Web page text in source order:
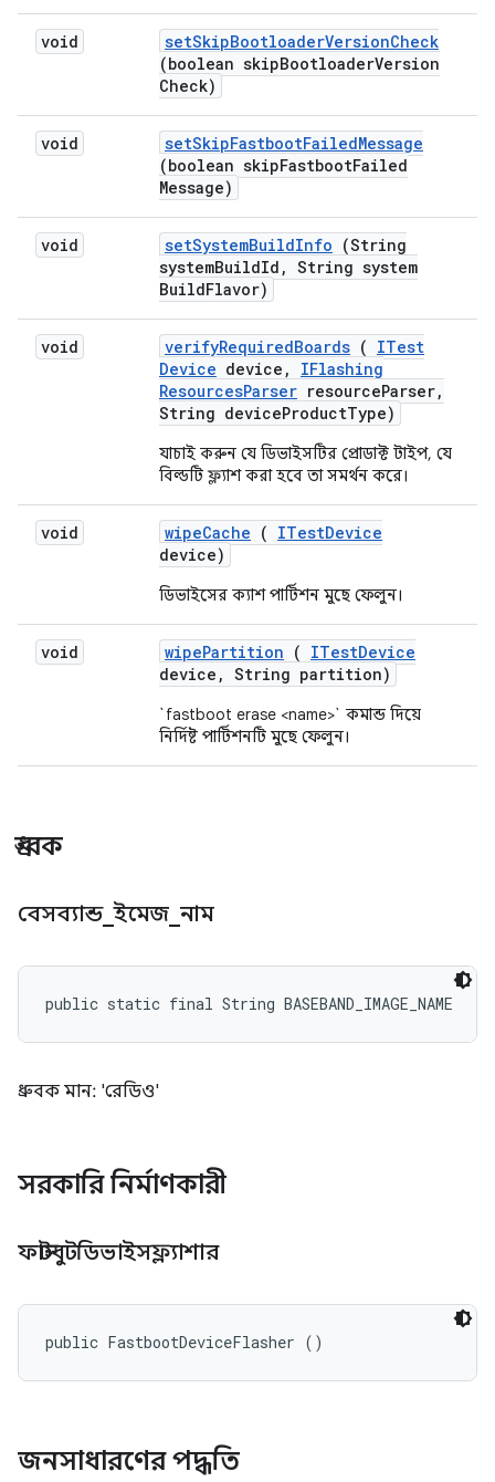
void setSkipBootloaderVersionCheck
(boolean skipBootloaderVersion
Check)
void setSkipFastbootFailedMessage
(boolean skipFastbootFailed
Message)
void setSystemBuildInfo (String
systemBuildId , String system
BuildFlavor)
void verifyRequiredBoards ( ITest
Device device ,
IFlashing
ResourcesParser resourceParser,
String deviceProductType)
যাচাই করুন যে ডিভাইসটির প্রোডাক্ট টাইপ, যে
বিল্ডটি ফ্ল্যাশ করা হবে তা সমর্থন করে।
void wipeCache ( ITestDevice
device)
ডিভাইসের ক্যাশ পার্টিশন মুছে ফেলুন।
void wipePartition ( ITestDevice
device , String partition)
`fastboot erase <name>` কমান্ড দিয়ে
নির্দিষ্ট পার্টিশনটি মুছে ফেলুন।
ধ্রুবক
বেসব্যান্ড_ইমেজ নাম
public static final String BASEBAND_IMAGE_NAME
ধ্রুবক মান: 'রেডিও'
সরকারি নির্মাণকারী
ফাস্টবুটডিভাইসফ্ল্যাশার
public FastbootDeviceFlasher ()
জনসাধারণের পদ্ধতি